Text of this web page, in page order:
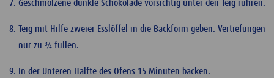
Geschmolzene dunkle Schokolade vorsichtig unter den Teig rühren.
Teig mit Hilfe zweier Esslöffel in die Backform geben. Vertiefungen
nur zu ¾ füllen.
In der Unteren Hälfte des Ofens 15 Minuten backen.